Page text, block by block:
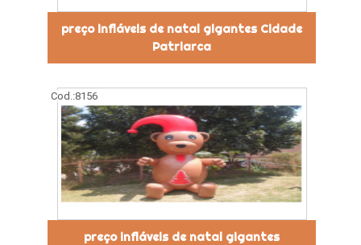
preço infláveis de natal gigantes Cidade
Patriarca
Cod.:8156
preço infláveis de natal gigantes